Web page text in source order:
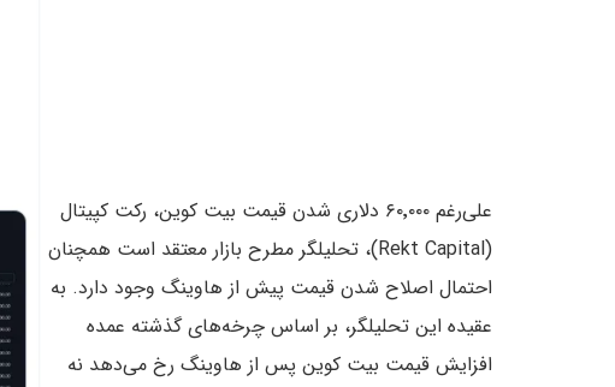
علی‌رغم ۶۰٬۰۰۰ دلاری شدن قیمت بیت کوین، رکت کپیتال
(Rekt Capital)، تحلیلگر مطرح بازار معتقد است همچنان
احتمال اصلاح شدن قیمت پیش از هاوینگ وجود دارد. به
عقیده این تحلیلگر، بر اساس چرخه‌های گذشته عمده
افزایش قیمت بیت کوین پس از هاوینگ رخ می‌دهد نه